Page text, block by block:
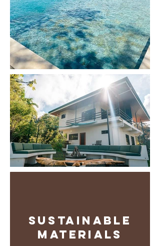
Sustainable
materials